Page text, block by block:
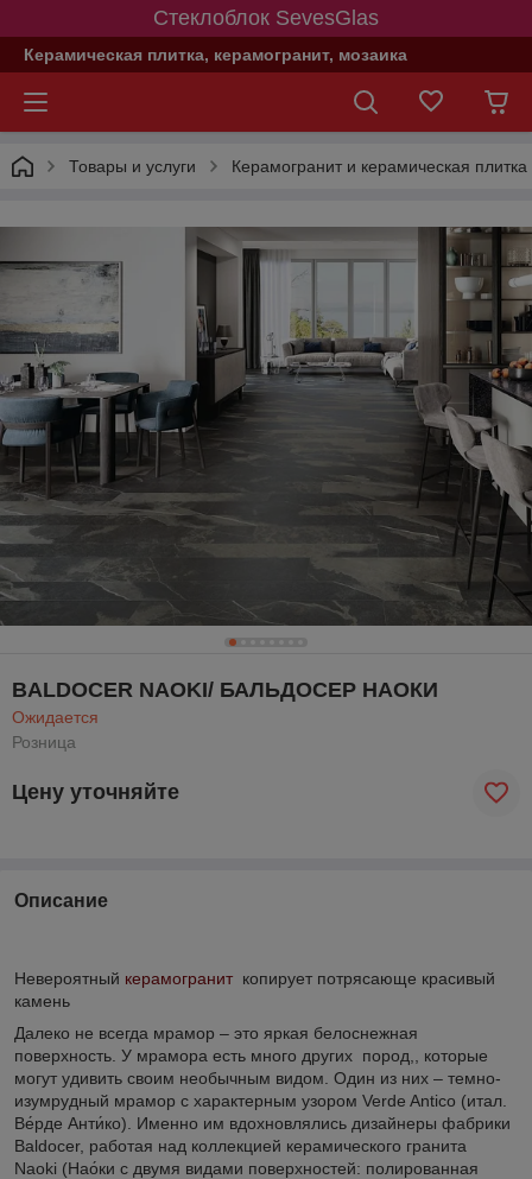
Стеклоблок SevesGlas
Керамическая плитка, керамогранит, мозаика
Товары и услуги Керамогранит и керамическая
BALDOCER NAOKI/ БАЛЬДОСЕР НАОКИ
Ожидается
Розница
Цену уточняйте
Описание
Невероятный керамогранит копирует потрясающе красивый
камень
Далеко не всегда мрамор – это яркая белоснежная
поверхность. У мрамора есть много других пород,, которые
могут удивить своим необычным видом. Один из них – темно-
изумрудный мрамор с характерным узором Verde Antico (итал.
Ве́рде Анти́ко). Именно им вдохновлялись дизайнеры фабрики
Baldocer, работая над коллекцией керамического гранита
Naoki (Нао́ки с двумя видами поверхностей: полированная